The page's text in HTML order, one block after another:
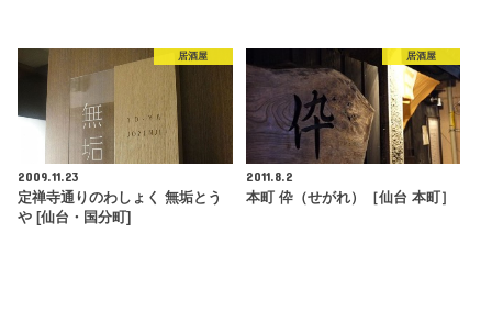
居酒屋
2009.11.23
定禅寺通りのわしょく 無垢とう
や [仙台・国分町]
居酒屋
2011.8.2
本町 伜（せがれ）［仙台 本町］